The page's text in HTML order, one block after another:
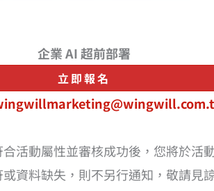
企業 AI 超前部署
立即報名
活動屬性並審核成功後，您將於活
資料缺失，則不另行通知，敬請